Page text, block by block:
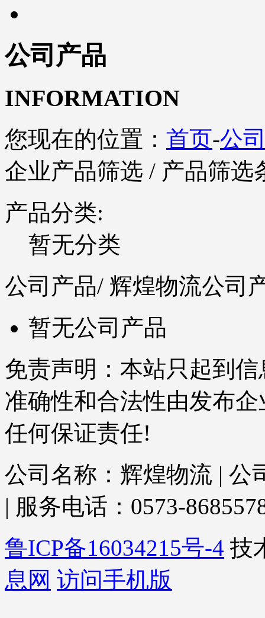
公司产品
INFORMATION
您现在的位置： 首页-公
企业产品筛选 / 产品筛选
产品分类:
暂无分类
公司产品/ 辉煌物流公司
暂无公司产品
免责声明：本站只起到
准确性和合法性由发布
任何保证责任!
公司名称：辉煌物流 | 公
| 服务电话：0573-
鲁ICP备16034215号-4 技
息网 访问手机版